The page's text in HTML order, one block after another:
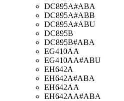
DC895A#ABA
DC895A#ABB
DC895A#ABU
DC895B
DC895B#ABA
EG410AA
EG410AA#ABU
EH642A
EH642A#ABA
EH642AA
EH642AA#ABA